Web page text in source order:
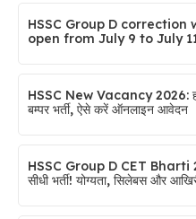
HSSC Group D
open from July 9 to July
HSSC New Vacancy 2026:
बम्पर भर्ती, ऐसे करें ऑनलाइन आवेदन
HSSC Group D CET Bharti
सीधी भर्ती! योग्यता, सिलेबस और